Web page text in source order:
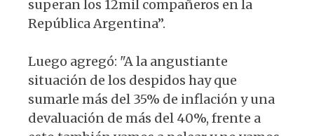
superan los 12mil compañeros en la
República Argentina”.
Luego agregó: "A la angustiante
situación de los despidos hay que
sumarle más del 35% de inflación y una
devaluación de más del 40%, frente a